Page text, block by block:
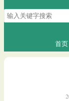
搜
索
字
首页